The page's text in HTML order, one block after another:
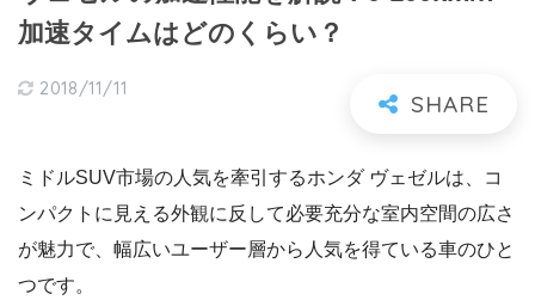
加速タイムはどのくらい？
2018/11/11
ミドルSUV市場の人気を牽引するホンダ ヴェゼルは、コ
ンパクトに見える外観に反して必要充分な室内空間の広さ
が魅力で、幅広いユーザー層から人気を得ている車のひと
つです。